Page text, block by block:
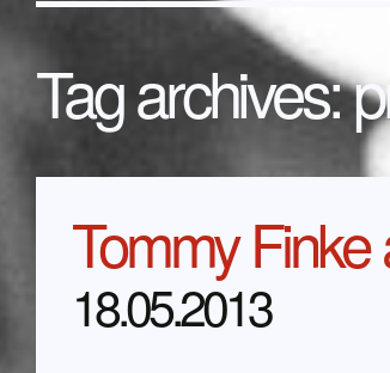
Tag archives:
Tommy
18.05.2013